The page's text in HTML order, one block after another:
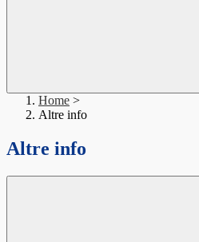
Home >
Altre info
Altre info